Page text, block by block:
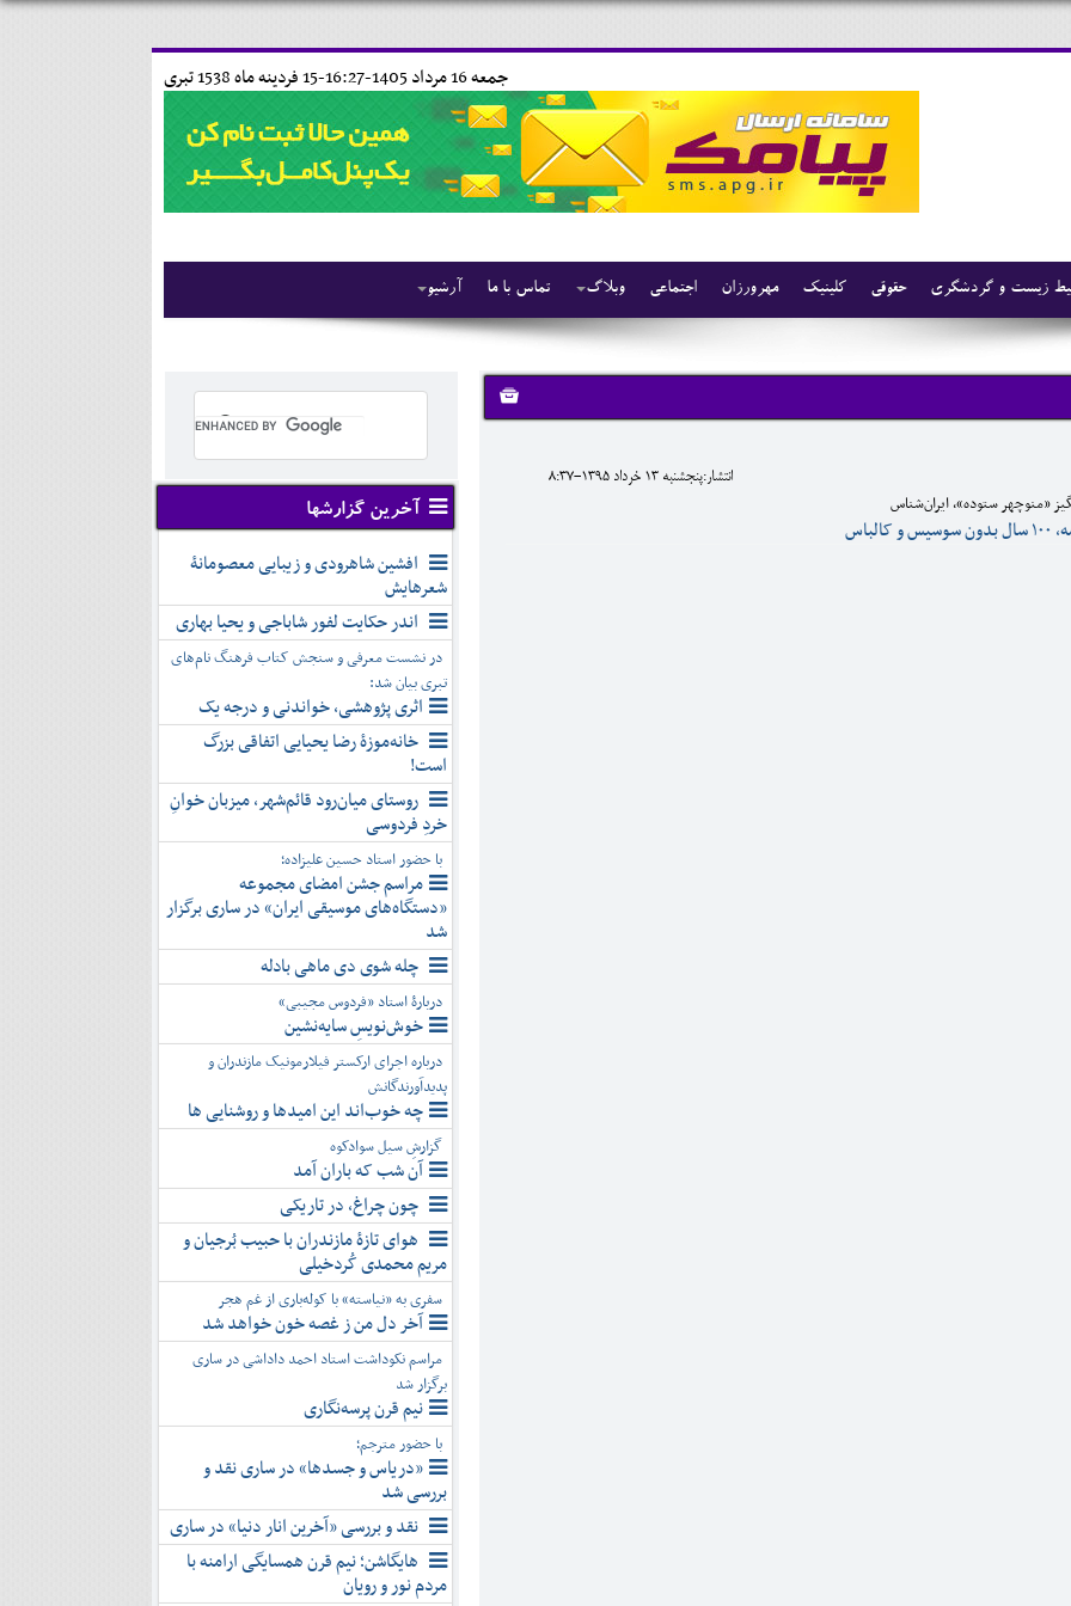
15 فردينه ماه 1538 تبری جمعه 16 مرداد 1405-16:27-
آرشیو تماس با ما وبلاگ اجتماعی مهرورزان کلینیک حقوقی زیست و گردشگری
انتشار:پنجشنبه 13 خرداد 1395-8:37
«منوچهر ستوده»، ایران‌شناس آخرین گزارشها
افشین شاهرودی و زیبایی معصومانۀ
شعرهایش
اندر حکایت لفور شاباجی و یحیا بهاری
در نشست معرفی و سنجش کتاب فرهنگ نام‌های
تبری بیان شد:
اثری پژوهشی، خواندنی و درجه یک
خانه‌موزۀ رضا یحیایی اتفاقی بزرگ
است!
روستای میان‌رود قائم‌شهر، میزبان خوانِ
خردِ فردوسی
با حضور استاد حسین علیزاده؛
مراسم جشن امضای مجموعه
«دستگاه‌های موسیقی ایران» در ساری برگزار
شد
چله شوی دی ماهی بادله
دربارۀ استاد «فردوس مجیبی»
خوش‌نویسِ سایه‌نشین
درباره اجرای ارکستر فیلارمونیک مازندران و
پدیدآورندگانش
چه خوب‌اند این امیدها و روشنایی ها
گزارشِ سیل سوادکوه
آن شب که باران آمد
چون چراغ، در تاریکی
هوای تازۀ مازندران با حبیب بُرجیان و
مریم محمدی کُردخیلی
سفری به «نیاسته» با کوله‌باری از غم هجر
آخر دل من ز غصه خون خواهد شد
مراسم نکوداشت استاد احمد داداشی در ساری
برگزار شد
نیم قرن پرسه‌نگاری
با حضور مترجم؛
«دریاس و جسدها» در ساری نقد و
بررسی شد
نقد و بررسی «آخرین انار دنیا» در ساری
هایگاشن؛ نیم قرن همسایگی ارامنه با
مردم نور و رویان